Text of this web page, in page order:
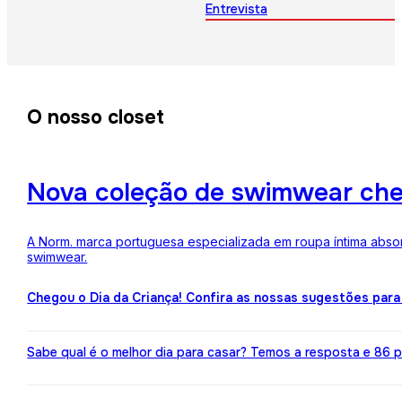
Entrevista
O nosso closet
Nova coleção de swimwear
A Norm. marca portuguesa especializada em roupa íntima
swimwear.
Chegou o Dia da Criança! Confira as nossas sugestões
Sabe qual é o melhor dia para casar? Temos a resposta e